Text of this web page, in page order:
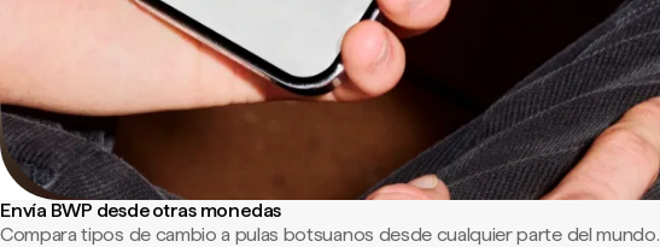
Envía BWP desde otras monedas
Compara tipos de cambio a pulas botsuanos desde cualquier parte del mundo.